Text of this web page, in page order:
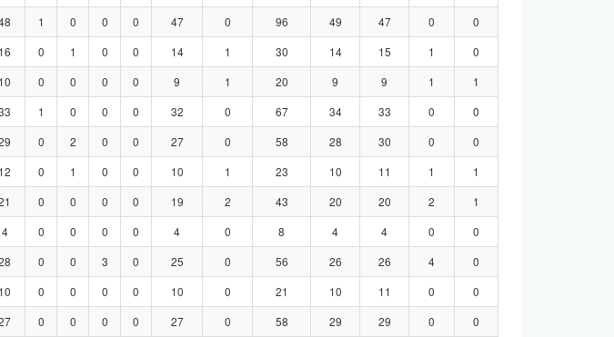
1 0 0 0 47 0 96 49 47 0
0
16 0 1 0 0 14 1 30 14 15 1
0
10 0 0 0 0 9 1 20 9 9 1
1
1 0 0 0 32 0 67 34 33 0
0
0 2 0 0 27 0 58 28 30 0
0
12 0 1 0 0 10 1 23 10 11 1
1
0 0 0 0 19 2 43 20 20 2
1
4 0 0 0 0 4 0 8 4 4 0
0
0 0 3 0 25 0 56 26 26 4
0
10 0 0 0 0 10 0 21 10 11 0
0
0 0 0 0 27 0 58 29 29 0
0